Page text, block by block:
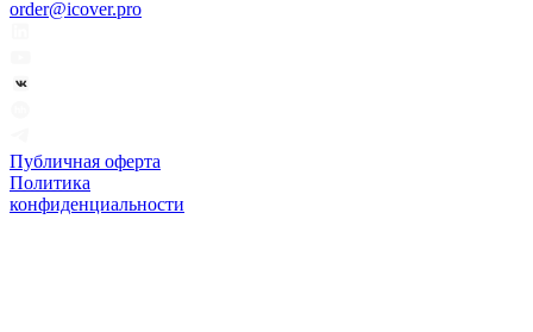
order@icover.pro
Публичная оферта
Политика
конфиденциальности